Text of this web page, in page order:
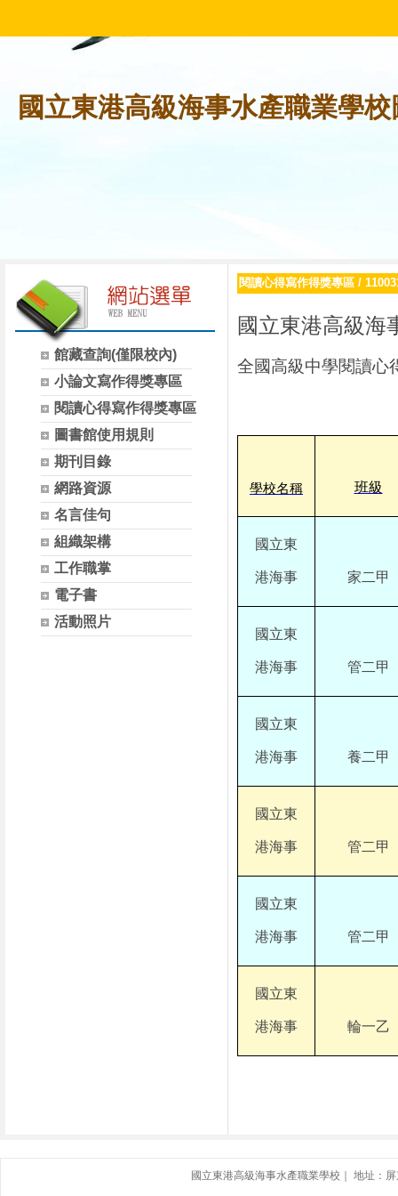
國立東港高級海事水產職業學
館藏查詢(僅限校內)
小論文寫作得獎專區
閱讀心得寫作得獎專區
圖書館使用規則
期刊目錄
網路資源
名言佳句
組織架構
工作職掌
電子書
活動照片
閱讀心得寫作得獎專區 /
國立東港高級海
全國高級中學閱讀心
學校名稱 班級
國立東
港海事 家二甲
國立東
港海事 管二甲
國立東
港海事 養二甲
國立東
港海事 管二甲
國立東
港海事 管二甲
國立東
港海事 輪一乙
國立東港高級海事水產職業學校｜ 地址：